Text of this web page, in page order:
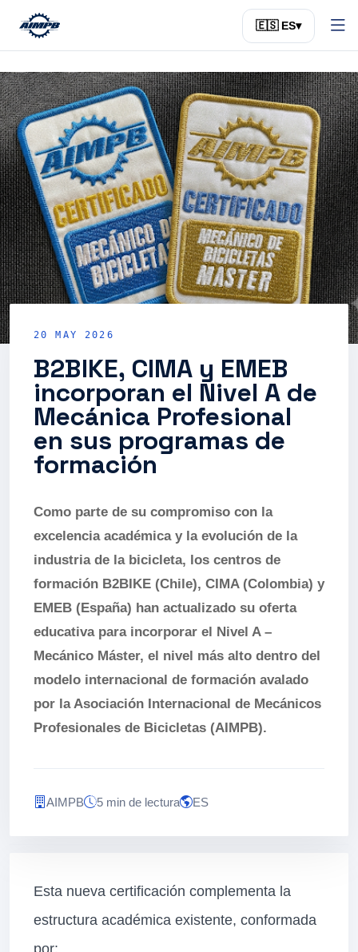
🇪🇸 ES▾
20 MAY 2026
B2BIKE, CIMA y EMEB
incorporan el Nivel A de
Mecánica Profesional
en sus programas de
formación
Como parte de su compromiso con la
excelencia académica y la evolución de la
industria de la bicicleta, los centros de
formación B2BIKE (Chile), CIMA (Colombia) y
EMEB (España) han actualizado su oferta
educativa para incorporar el Nivel A –
Mecánico Máster, el nivel más alto dentro del
modelo internacional de formación avalado
por la Asociación Internacional de Mecánicos
Profesionales de Bicicletas (AIMPB).
AIMPB 5 min de lectura ES
Esta nueva certificación complementa la
estructura académica existente, conformada
por: